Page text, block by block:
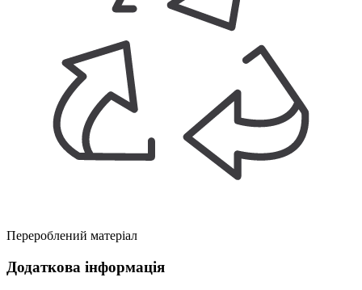
Перероблений матеріал
Додаткова інформація